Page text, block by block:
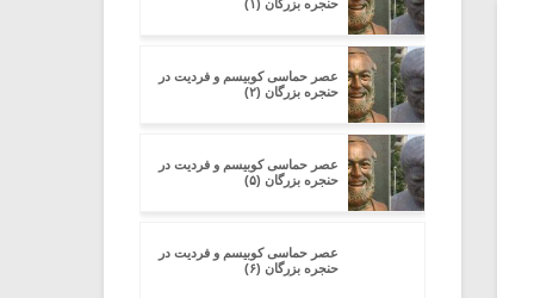
حنجره بزرگان (۱)
عصر حماسی کوبیسم و فردیت در
حنجره بزرگان (۲)
عصر حماسی کوبیسم و فردیت در
حنجره بزرگان (۵)
عصر حماسی کوبیسم و فردیت در
حنجره بزرگان (۶)